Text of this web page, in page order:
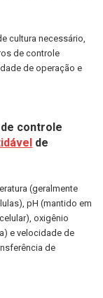
cultura necessário,
de controle
de operação e
controle
de
(geralmente
pH (mantido em
oxigênio
e velocidade de
de